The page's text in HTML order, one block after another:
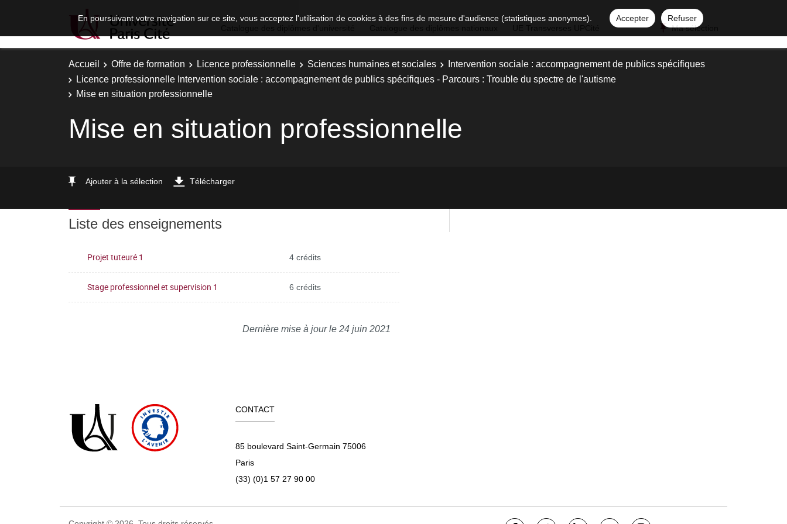
En poursuivant votre navigation sur ce site, vous acceptez l'utilisation de cookies à des fins de mesure d'audience (statistiques anonymes). Accepter
Refuser
Ma sélection
Accueil Offre de formation Licence professionnelle Sciences humaines et sociales
Intervention sociale : accompagnement de publics spécifiques
Licence professionnelle Intervention sociale : accompagnement de publics spécifiques - Parcours : Trouble du spectre de l'autisme
Mise en situation professionnelle
Mise en situation professionnelle
Ajouter à la sélection Télécharger
Liste des enseignements
Projet tuteuré 1 4 crédits
Stage professionnel et supervision 1 6 crédits
Dernière mise à jour le 24 juin 2021
CONTACT
85 boulevard Saint-Germain 75006
Paris
(33) (0)1 57 27 90 00